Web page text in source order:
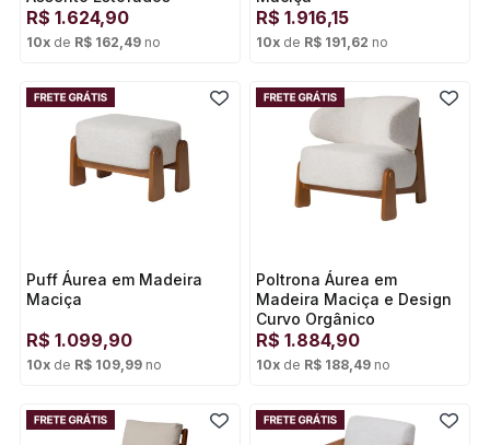
R$ 1.624,90
10x de R$ 162,49 no
R$ 1.916,15
10x de R$ 191,62 no
Puff Áurea em Madeira
Maciça
R$ 1.099,90
10x de R$ 109,99 no
Poltrona Áurea em
Madeira Maciça e Design
Curvo Orgânico
R$ 1.884,90
10x de R$ 188,49 no